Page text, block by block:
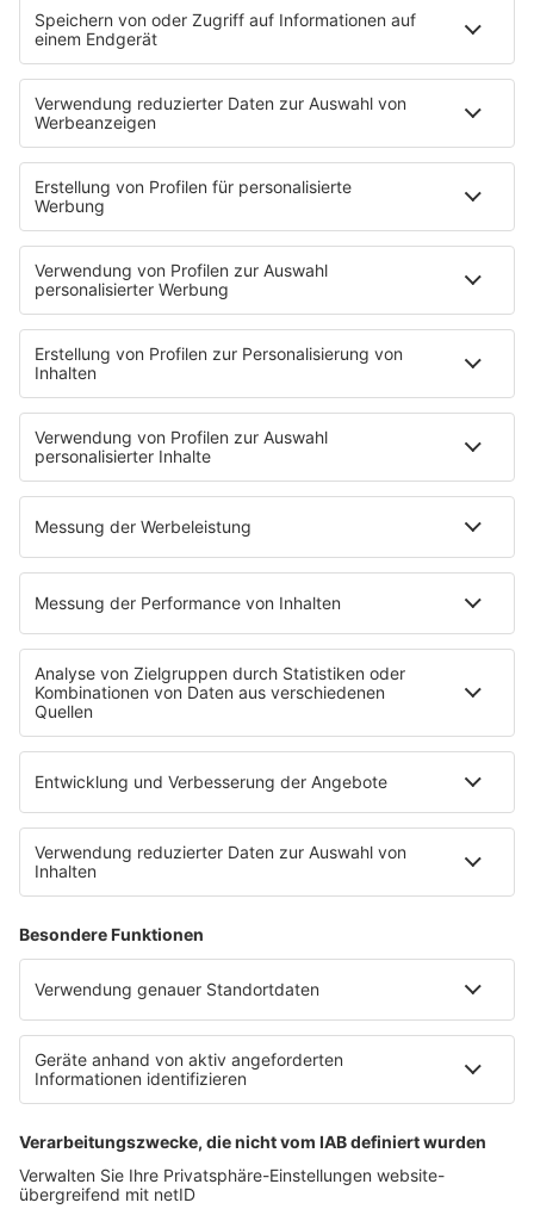
können darüber Auskunft geben, ob sich das
Gegenüber fröhlich, traurig oder verärgert fühlt.
Und das selbst dann, wenn verbal etwas anderes
kommuniziert wird.
HOME
INFOS
Kontakt
Jobs & Praktika
Pressekontakt
Presse & Downloads
Wetter
Übersicht
bigFM App
radio.de
radioplayer.de
Partner
WERBUNG
Leistungen und Produkte
Ansprechpartner
RECHTLICHES
Impressum
Datenschutz
Datenschutzeinstellungen
Datenverarbeitung bei Gewinnspielen
Teilnahmebedingungen
Bildnachweise
KI-Leitlinie